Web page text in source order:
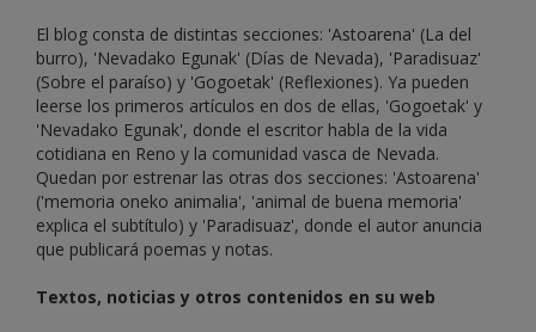
El blog consta de distintas secciones: 'Astoarena' (La del
burro), 'Nevadako Egunak' (Días de Nevada), 'Paradisuaz'
(Sobre el paraíso) y 'Gogoetak' (Reflexiones). Ya pueden
leerse los primeros artículos en dos de ellas, 'Gogoetak' y
'Nevadako Egunak', donde el escritor habla de la vida
cotidiana en Reno y la comunidad vasca de Nevada.
Quedan por estrenar las otras dos secciones: 'Astoarena'
('memoria oneko animalia', 'animal de buena memoria'
explica el subtítulo) y 'Paradisuaz', donde el autor anuncia
que publicará poemas y notas.
Textos, noticias y otros contenidos en su web